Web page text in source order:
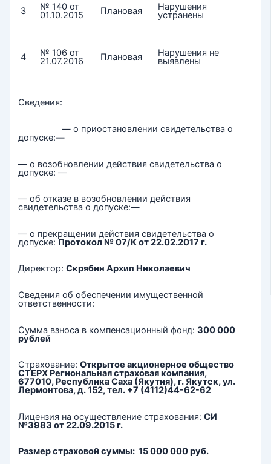
3 № 140 от
01.10.2015 Плановая Нарушения
устранены
4 № 106 от
21.07.2016 Плановая Нарушения не
выявлены
Сведения:
— о приостановлении свидетельства о
допуске:—
— о возобновлении действия свидетельства о
допуске: —
— об отказе в возобновлении действия
свидетельства о допуске:—
— о прекращении действия свидетельства о
допуске:Протокол № 07/К от 22.02.2017 г.
Директор:Скрябин Архип Николаевич
Сведения об обеспечении имущественной
ответственности:
Сумма взноса в компенсационный фонд:300 000
рублей
Страхование:Открытое акционерное общество
СТЕРХ Региональная страховая компания,
677010, Республика Саха (Якутия), г. Якутск, ул.
Лермонтова, д. 152, тел. +7 (4112)44-62-62
Лицензия на осуществление страхования:СИ
№3983 от 22.09.2015 г.
Размер страховой суммы: 15 000 000 руб.